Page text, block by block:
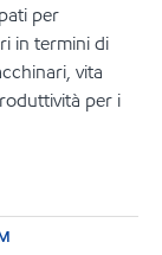
per
in termini di
vita
per i